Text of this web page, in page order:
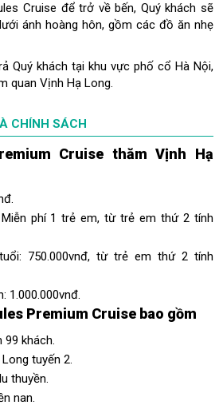
Cruise để trở về bến, Quý khách sẽ
ánh hoàng hôn, gồm các đồ ăn nhẹ
Quý khách tại khu vực phố cổ Hà Nội,
quan Vịnh Hạ Long.
CHÍNH SÁCH
Cruise thăm Vịnh Hạ
phí 1 trẻ em, từ trẻ em thứ 2 tính
750.000vnđ, từ trẻ em thứ 2 tính
1.000.000vnđ.
Premium Cruise bao gồm
99 khách.
tuyến 2.
thuyền.
nan.